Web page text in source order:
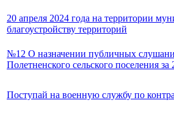
20 апреля 2024 года на территории
благоустройству территорий
№12 О назначении публичных
Полетненского сельского поселения за
Поступай на военную службу по